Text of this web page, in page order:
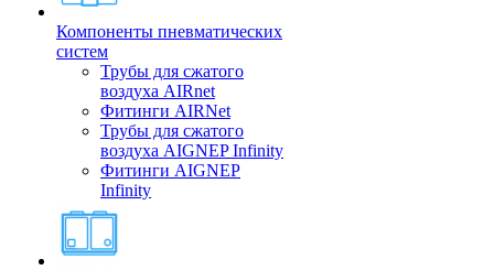
Компоненты пневматических
систем
Трубы для сжатого
воздуха AIRnet
Фитинги AIRNet
Трубы для сжатого
воздуха AIGNEP Infinity
Фитинги AIGNEP
Infinity